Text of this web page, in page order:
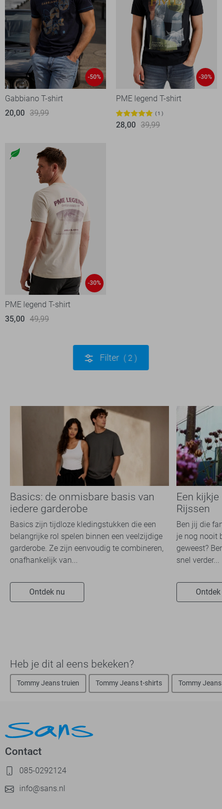
-50%
Gabbiano T-shirt
20,00 39,99
-30%
PME legend T-shirt
1
28,00 39,99
-30%
PME legend T-shirt
35,00 49,99
Filter 2
Basics: de onmisbare basis van
iedere garderobe
Basics zijn tijdloze kledingstukken die een
belangrijke rol spelen binnen een veelzijdige
garderobe. Ze zijn eenvoudig te combineren,
onafhankelijk van...
Ontdek nu
Een
Rijssen
Ben jij die
je nog nooit
geweest?
snel verder...
Heb je dit al eens bekeken?
Tommy Jeans truien Tommy Jeans t-shirts Tommy
Contact
085-0292124
info@sans.nl